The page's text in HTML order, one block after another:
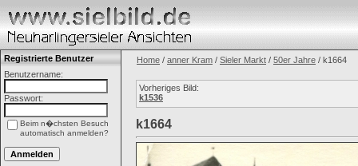
Registrierte Benutzer
Benutzername:
Passwort:
Beim n�chsten Besuch
automatisch anmelden?
Home / anner Kram / Sieler Markt / 50er Jahre / k1664
Vorheriges Bild:
k1536
k1664